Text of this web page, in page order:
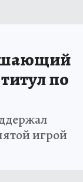
по
игрой